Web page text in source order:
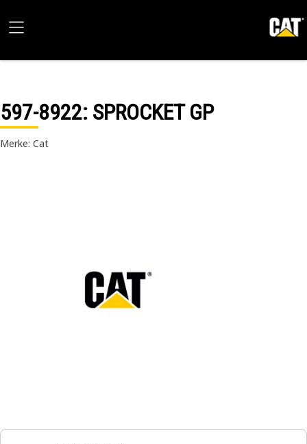
597-8922: SPROCKET GP
Merke: Cat